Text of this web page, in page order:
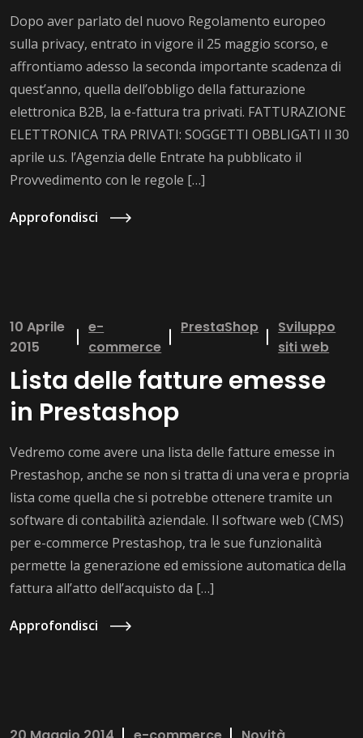
Dopo aver parlato del nuovo Regolamento europeo
sulla privacy, entrato in vigore il 25 maggio scorso, e
affrontiamo adesso la seconda importante scadenza di
quest’anno, quella dell’obbligo della fatturazione
elettronica B2B, la e-fattura tra privati. FATTURAZIONE
ELETTRONICA TRA PRIVATI: SOGGETTI OBBLIGATI Il 30
aprile u.s. l’Agenzia delle Entrate ha pubblicato il
Provvedimento con le regole […]
Approfondisci
10 Aprile
2015
e-
commerce
PrestaShop
Sviluppo
siti web
Lista delle fatture emesse
in Prestashop
Vedremo come avere una lista delle fatture emesse in
Prestashop, anche se non si tratta di una vera e propria
lista come quella che si potrebbe ottenere tramite un
software di contabilità aziendale. Il software web (CMS)
per e-commerce Prestashop, tra le sue funzionalità
permette la generazione ed emissione automatica della
fattura all’atto dell’acquisto da […]
Approfondisci